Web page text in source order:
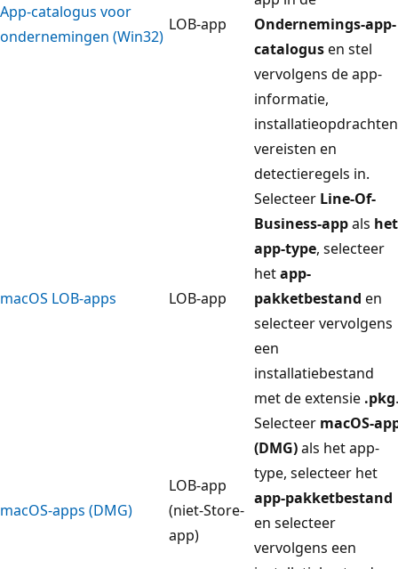
App-catalogus voor
ondernemingen (Win32)
LOB-app
Ondernemings-app-
catalogusen stel
vervolgens de app-
informatie,
vereisten en
detectieregels in.
macOS LOB-apps LOB-app
Selecteer Line-Of-
Business-appals het
app-type, selecteer
hetapp-
pakketbestand en
selecteer vervolgens
een
installatiebestand
met de extensie .pkg.
macOS-apps (DMG)
LOB-app
(niet-Store-
app)
Selecteer macOS-
(DMG)als het app-
type, selecteer het
app-pakketbestand
en selecteer
vervolgens een